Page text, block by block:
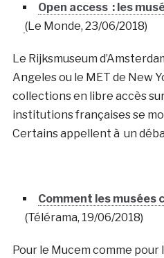
Open access : les
(Le Monde, 23/06/2018)
Le Rijksmuseum
Angeles ou le MET de New
collections en libre accès
institutions françaises se
Certains appellent à un
Comment les musées
(Télérama, 19/06/2018)
Pour le Mucem comme